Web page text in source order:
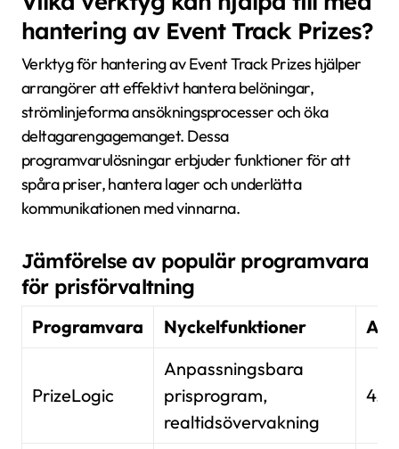
hantering av Event Track Prizes?
Verktyg för hantering av Event Track Prizes hjälper
arrangörer att effektivt hantera belöningar,
strömlinjeforma ansökningsprocesser och öka
deltagarengagemanget. Dessa
programvarulösningar erbjuder funktioner för att
spåra priser, hantera lager och underlätta
kommunikationen med vinnarna.
Jämförelse av populär programvara
för prisförvaltning
Programvara Nyckelfunktioner
PrizeLogic
Anpassningsbara
prisprogram,
realtidsövervakning